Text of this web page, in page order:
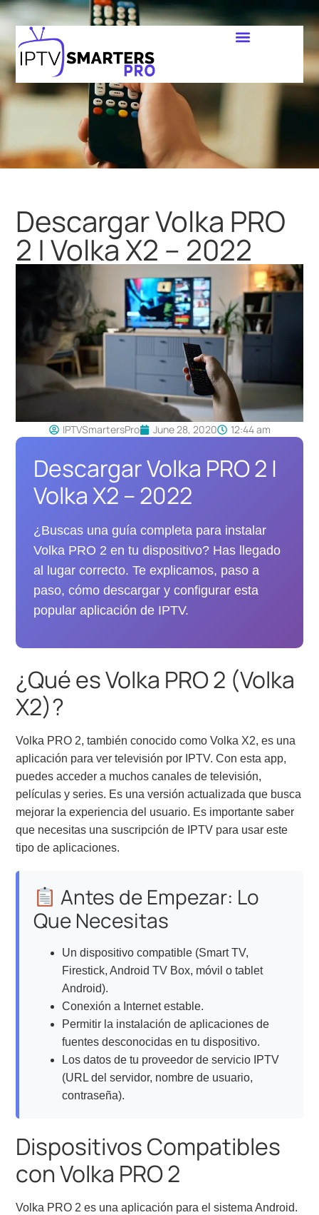
Descargar Volka PRO
2 | Volka X2 – 2022
IPTVSmartersPro June 28, 2020 12:44 am
Descargar Volka PRO 2 |
Volka X2 – 2022
¿Buscas una guía completa para instalar
Volka PRO 2 en tu dispositivo? Has llegado
al lugar correcto. Te explicamos, paso a
paso, cómo descargar y configurar esta
popular aplicación de IPTV.
¿Qué es Volka PRO 2 (Volka
X2)?
Volka PRO 2, también conocido como Volka X2, es una
aplicación para ver televisión por IPTV. Con esta app,
puedes acceder a muchos canales de televisión,
películas y series. Es una versión actualizada que busca
mejorar la experiencia del usuario. Es importante saber
que necesitas una suscripción de IPTV para usar este
tipo de aplicaciones.
Antes de Empezar: Lo
Que Necesitas
Un dispositivo compatible (Smart TV,
Firestick, Android TV Box, móvil o tablet
Android).
Conexión a Internet estable.
Permitir la instalación de aplicaciones de
fuentes desconocidas en tu dispositivo.
Los datos de tu proveedor de servicio IPTV
(URL del servidor, nombre de usuario,
contraseña).
Dispositivos Compatibles
con Volka PRO 2
Volka PRO 2 es una aplicación para el sistema Android.